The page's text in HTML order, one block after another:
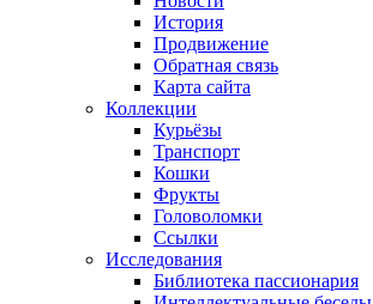
История
Продвижение
Обратная связь
Карта сайта
Коллекции
Курьёзы
Транспорт
Кошки
Фрукты
Головоломки
Ссылки
Исследования
Библиотека пассионария